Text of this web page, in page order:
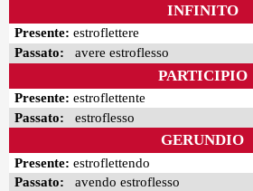
INFINITO
Presente: estroflettere
Passato: avere estroflesso
PARTICIPIO
Presente: estroflettente
Passato: estroflesso
GERUNDIO
Presente: estroflettendo
Passato: avendo estroflesso